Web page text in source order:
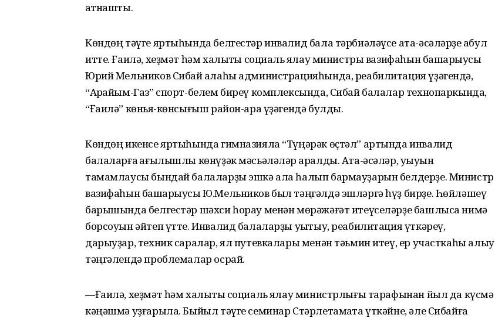
ҡатнашты.
Көндөң тәүге яртыһында белгестәр инвалид бала тәрбиәләүсе ата-әсәләрҙе ҡабул
итте. Ғаилә, хеҙмәт һәм халыҡты социаль яҡлау министры вазифаһын башҡарыусы
Юрий Мельников Сибай ҡалаһы администрацияһында, реабилитация үҙәгендә,
“Арҡайым-Газ” спорт-белем биреү комплексында, Сибай балалар технопаркында,
“Ғаилә” көньяҡ-көнсығыш район-ара үҙәгендә булды.
Көндөң икенсе яртыһында гимназияла “Түңәрәк өҫтәл” артында инвалид
балаларға ҡағылышлы көнүҙәк мәсьәләләр ҡаралды. Ата-әсәләр, уҡыуын
тамамлаусы бындай балаларҙы эшкә ала һалып бармауҙарын белдерҙе. Министр
вазифаһын башҡарыусы Ю.Мельников был тәңгәлдә эшләргә һүҙ бирҙе. Һөйләшеү
барышында белгестәр шәхси һорау менән мөрәжәғәт итеүселәрҙе башлыса нимә
борсоуын әйтеп үтте. Инвалид балаларҙы уҡытыу, реабилитация үткәреү,
дарыуҙар, техник саралар, ял путевкалары менән тәьмин итеү, ер участкаһы алыу
тәңгәлендә проблемалар осрай.
—Ғаилә, хеҙмәт һәм халыҡты социаль яҡлау министрлығы тарафынан йыл да күсмә
кәңәшмә уҙғарыла. Быйыл тәүге семинар Стәрлетамаҡта үткәйне, әле Сибайға